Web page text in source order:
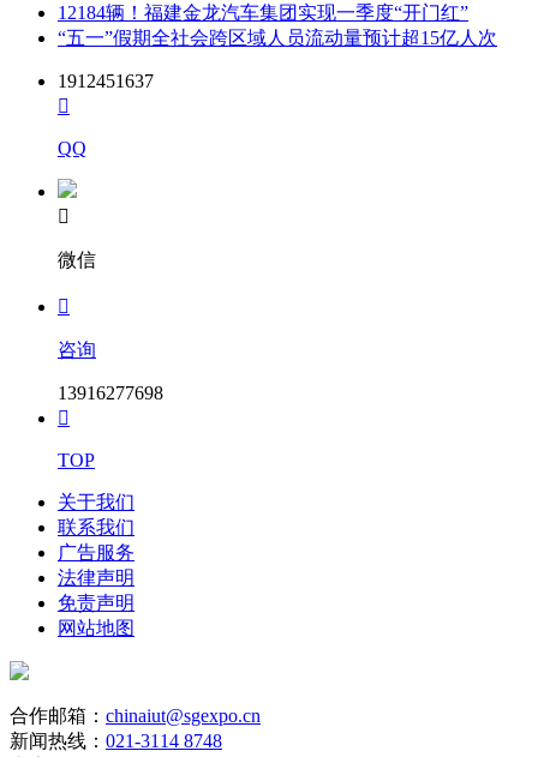
12184辆！福建金龙汽车集团实现一季度“开门红”
“五一”假期全社会跨区域人员流动量预计超15亿人次
1912451637

QQ

微信

咨询
13916277698

TOP
关于我们
联系我们
广告服务
法律声明
免责声明
网站地图
合作邮箱： chinaiut@sgexpo.cn
新闻热线： 021-3114 8748